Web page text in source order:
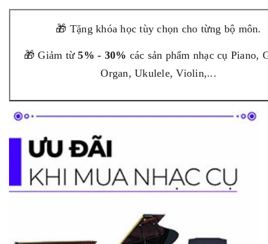
🎁 Tặng khóa học tùy chọn cho từng bộ môn.
🎁 Giảm từ5% - 30% các sản phẩm nhạc cụ Piano,
Organ, Ukulele, Violin,...